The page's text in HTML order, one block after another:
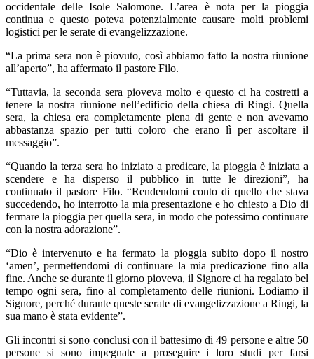
occidentale delle Isole Salomone. L’area è nota per la pioggia
continua e questo poteva potenzialmente causare molti problemi
logistici per le serate di evangelizzazione.
“La prima sera non è piovuto, così abbiamo fatto la nostra riunione
all’aperto”, ha affermato il pastore Filo.
“Tuttavia, la seconda sera pioveva molto e questo ci ha costretti a
tenere la nostra riunione nell’edificio della chiesa di Ringi. Quella
sera, la chiesa era completamente piena di gente e non avevamo
abbastanza spazio per tutti coloro che erano lì per ascoltare il
messaggio”.
“Quando la terza sera ho iniziato a predicare, la pioggia è iniziata a
scendere e ha disperso il pubblico in tutte le direzioni”, ha
continuato il pastore Filo. “Rendendomi conto di quello che stava
succedendo, ho interrotto la mia presentazione e ho chiesto a Dio di
fermare la pioggia per quella sera, in modo che potessimo continuare
con la nostra adorazione”.
“Dio è intervenuto e ha fermato la pioggia subito dopo il nostro
‘amen’, permettendomi di continuare la mia predicazione fino alla
fine. Anche se durante il giorno pioveva, il Signore ci ha regalato bel
tempo ogni sera, fino al completamento delle riunioni. Lodiamo il
Signore, perché durante queste serate di evangelizzazione a Ringi, la
sua mano è stata evidente”.
Gli incontri si sono conclusi con il battesimo di 49 persone e altre 50
persone si sono impegnate a proseguire i loro studi per farsi